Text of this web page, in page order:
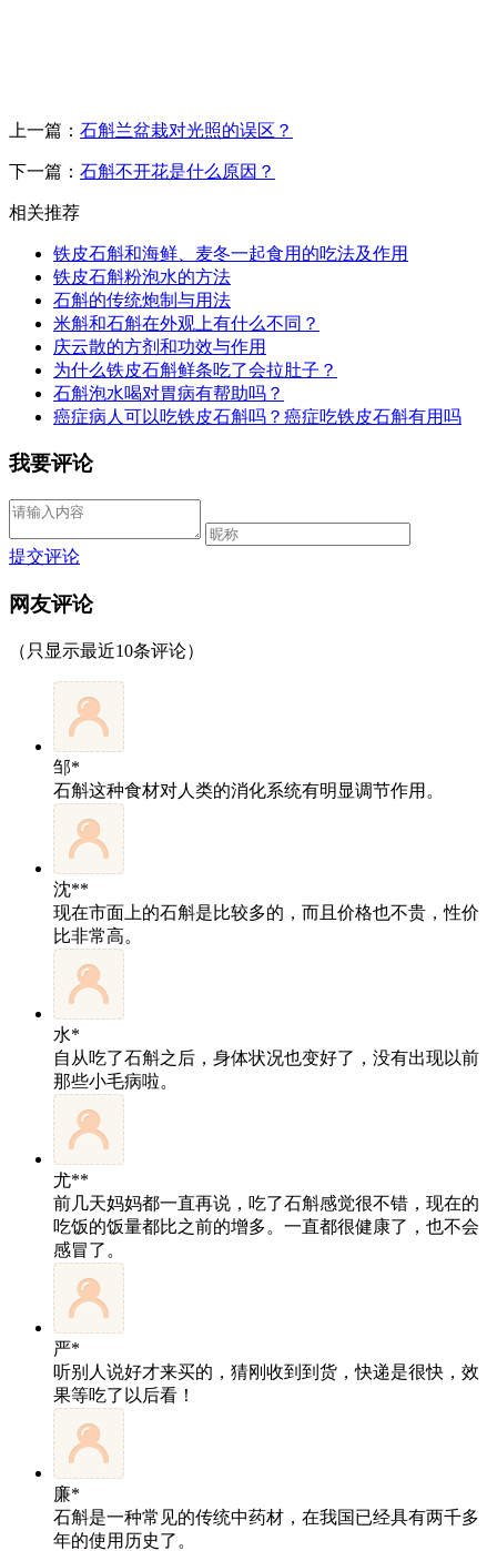
上一篇： 石斛兰盆栽对光照的误区？
下一篇： 石斛不开花是什么原因？
相关推荐
铁皮石斛和海鲜、麦冬一起食用的吃法及作用
铁皮石斛粉泡水的方法
石斛的传统炮制与用法
米斛和石斛在外观上有什么不同？
庆云散的方剂和功效与作用
为什么铁皮石斛鲜条吃了会拉肚子？
石斛泡水喝对胃病有帮助吗？
癌症病人可以吃铁皮石斛吗？癌症吃铁皮石斛有用吗
我要评论
提交评论
网友评论
（只显示最近10条评论）
邹*
石斛这种食材对人类的消化系统有明显调节作用。
沈**
现在市面上的石斛是比较多的，而且价格也不贵，性价
比非常高。
水*
自从吃了石斛之后，身体状况也变好了，没有出现以前
那些小毛病啦。
尤**
前几天妈妈都一直再说，吃了石斛感觉很不错，现在的
吃饭的饭量都比之前的增多。一直都很健康了，也不会
感冒了。
严*
听别人说好才来买的，猜刚收到到货，快递是很快，效
果等吃了以后看！
廉*
石斛是一种常见的传统中药材，在我国已经具有两千多
年的使用历史了。